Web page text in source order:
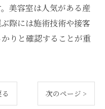
美容室は人気がある産
際には施術技術や接客
りと確認することが重
次のページ >